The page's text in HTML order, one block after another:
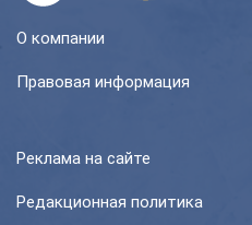
О компании
Правовая информация
Реклама на сайте
Редакционная политика